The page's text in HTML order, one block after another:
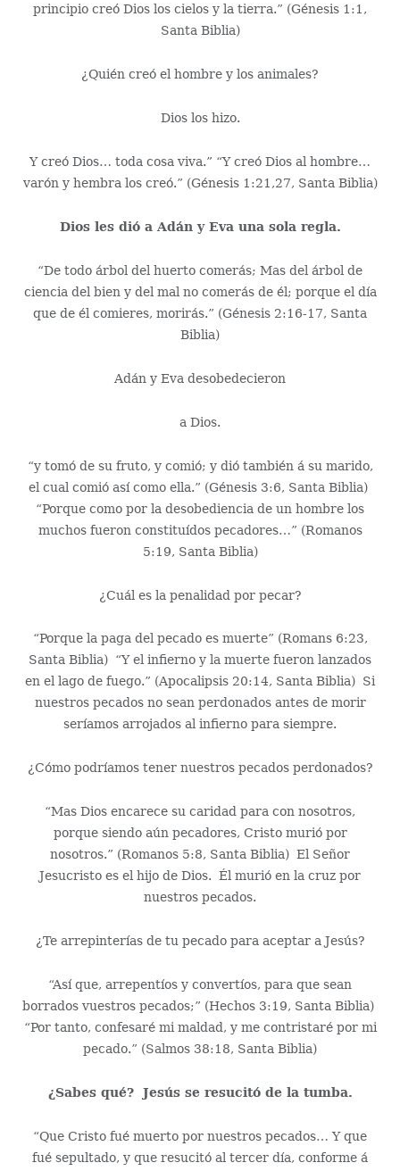
principio creó Dios los cielos y la tierra.” (Génesis 1:1,
Santa Biblia)
¿Quién creó el hombre y los animales?
Dios los hizo.
Y creó Dios… toda cosa viva.” “Y creó Dios al hombre…
varón y hembra los creó.” (Génesis 1:21,27, Santa Biblia)
Dios les dió a Adán y Eva una sola regla.
“De todo árbol del huerto comerás; Mas del árbol de
ciencia del bien y del mal no comerás de él; porque el día
que de él comieres, morirás.” (Génesis 2:16-17, Santa
Biblia)
Adán y Eva desobedecieron
a Dios.
“y tomó de su fruto, y comió; y dió también á su marido,
el cual comió así como ella.” (Génesis 3:6, Santa Biblia)
“Porque como por la desobediencia de un hombre los
muchos fueron constituídos pecadores…” (Romanos
5:19, Santa Biblia)
¿Cuál es la penalidad por pecar?
“Porque la paga del pecado es muerte” (Romans 6:23,
Santa Biblia) “Y el infierno y la muerte fueron lanzados
en el lago de fuego.” (Apocalipsis 20:14, Santa Biblia) Si
nuestros pecados no sean perdonados antes de morir
seríamos arrojados al infierno para siempre.
¿Cómo podríamos tener nuestros pecados perdonados?
“Mas Dios encarece su caridad para con nosotros,
porque siendo aún pecadores, Cristo murió por
nosotros.” (Romanos 5:8, Santa Biblia) El Señor
Jesucristo es el hijo de Dios. Él murió en la cruz por
nuestros pecados.
¿Te arrepinterías de tu pecado para aceptar a Jesús?
“Así que, arrepentíos y convertíos, para que sean
borrados vuestros pecados;” (Hechos 3:19, Santa Biblia)
“Por tanto, confesaré mi maldad, y me contristaré por mi
pecado.” (Salmos 38:18, Santa Biblia)
¿Sabes qué?Jesús se resucitó de la tumba.
“Que Cristo fué muerto por nuestros pecados… Y que
fué sepultado, y que resucitó al tercer día, conforme á